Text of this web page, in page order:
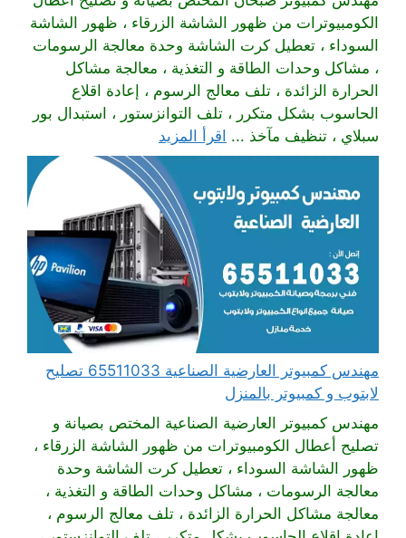
الكومبيوترات من ظهور الشاشة الزرقاء ، ظهور الشاشة
السوداء ، تعطيل كرت الشاشة وحدة معالجة الرسومات
، مشاكل وحدات الطاقة و التغذية ، معالجة مشاكل
الحرارة الزائدة ، تلف معالج الرسوم ، إعادة اقلاع
الحاسوب بشكل متكرر ، تلف التوانزستور ، استبدال بور
سبلاي ، تنظيف مآخذ ... اقرأ المزيد
مهندس كمبيوتر العارضية الصناعية 65511033 تصليح
لابتوب و كمبيوتر بالمنزل
مهندس كمبيوتر العارضية الصناعية المختص بصيانة و
تصليح أعطال الكومبيوترات من ظهور الشاشة الزرقاء ،
ظهور الشاشة السوداء ، تعطيل كرت الشاشة وحدة
معالجة الرسومات ، مشاكل وحدات الطاقة و التغذية ،
معالجة مشاكل الحرارة الزائدة ، تلف معالج الرسوم ،